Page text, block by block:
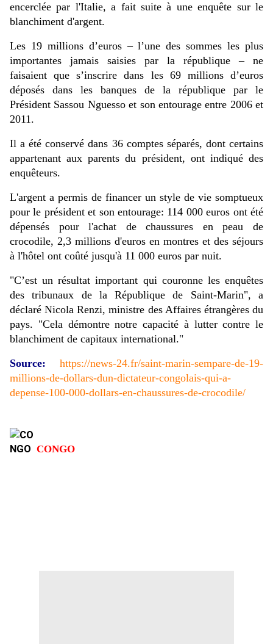
encerclée par l'Italie, a fait suite à une enquête sur le
blanchiment d'argent.
Les 19 millions d’euros – l’une des sommes les plus
importantes jamais saisies par la république – ne
faisaient que s’inscrire dans les 69 millions d’euros
déposés dans les banques de la république par le
Président Sassou Nguesso et son entourage entre 2006 et
2011.
Il a été conservé dans 36 comptes séparés, dont certains
appartenant aux parents du président, ont indiqué des
enquêteurs.
L'argent a permis de financer un style de vie somptueux
pour le président et son entourage: 114 000 euros ont été
dépensés pour l'achat de chaussures en peau de
crocodile, 2,3 millions d'euros en montres et des séjours
à l'hôtel ont coûté jusqu'à 11 000 euros par nuit.
"C’est un résultat important qui couronne les enquêtes
des tribunaux de la République de Saint-Marin", a
déclaré Nicola Renzi, ministre des Affaires étrangères du
pays. "Cela démontre notre capacité à lutter contre le
blanchiment de capitaux international."
Source:
https://news-24.fr/saint-marin-sempare-de-19-
millions-de-dollars-dun-dictateur-congolais-qui-a-
depense-100-000-dollars-en-chaussures-de-crocodile/
CONGO